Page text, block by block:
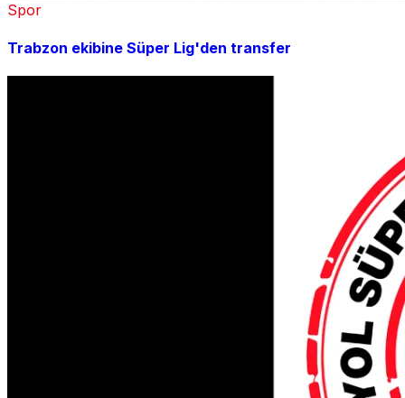
Spor
Trabzon ekibine Süper Lig'den transfer